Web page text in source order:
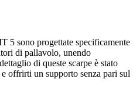
5 sono progettate specificamente
di pallavolo, unendo
di queste scarpe è stato
offrirti un supporto senza pari sul